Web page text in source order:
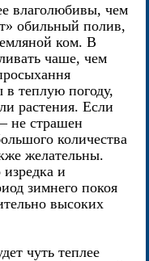
влаголюбивы, чем
обильный полив,
ком. В
чаше, чем
в теплую погоду,
растения. Если
не страшен
количества
желательны.
и
зимнего покоя
высоких
чуть теплее